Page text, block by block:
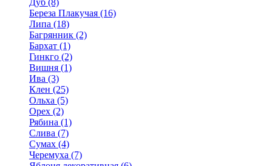
Дуб (8)
Береза Плакучая (16)
Липа (18)
Багрянник (2)
Бархат (1)
Гинкго (2)
Вишня (1)
Ива (3)
Клен (25)
Ольха (5)
Орех (2)
Рябина (1)
Слива (7)
Сумах (4)
Черемуха (7)